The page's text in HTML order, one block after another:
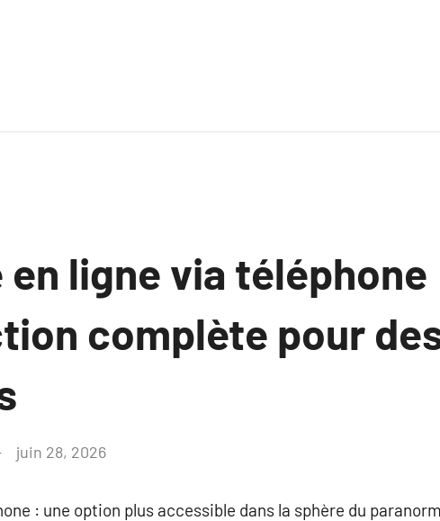
en ligne via téléphone
complète pour
juin 28, 2026
: une option plus accessible dans la sphère du